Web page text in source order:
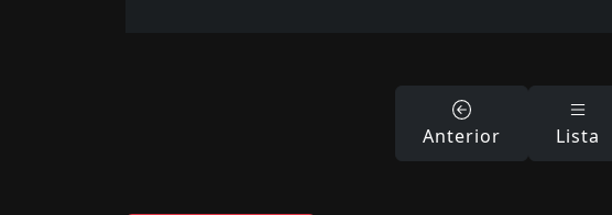
Anterior Lista